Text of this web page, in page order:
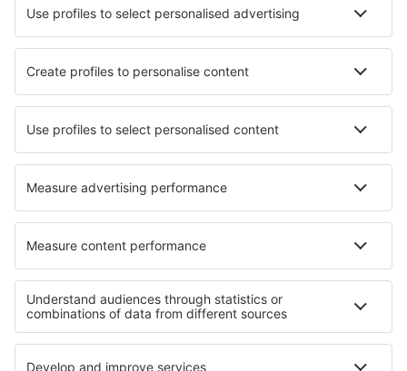
Cazare în Rabigh Cazare în Yanbu Cazare Birzayn
Cazare în Farasān
Cele mai bune locuri de cazare - orașe
Cazare în S-charl Cazare în Salm Cazare Qaarsut
Cazare în Uscio Cazare în Leányfalu
Cazare în Steinkjer Cazare în Muga De Sayago
Cazare în Drees
Cele mai bune locuri de cazare - regiuni
Cazare in Parcul Național „Ujście Warty”